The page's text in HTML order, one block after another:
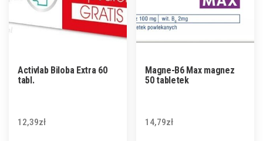
Activlab Biloba Extra 60
tabl.
12,39zł
Magne-B6 Max magnez
50 tabletek
14,79zł